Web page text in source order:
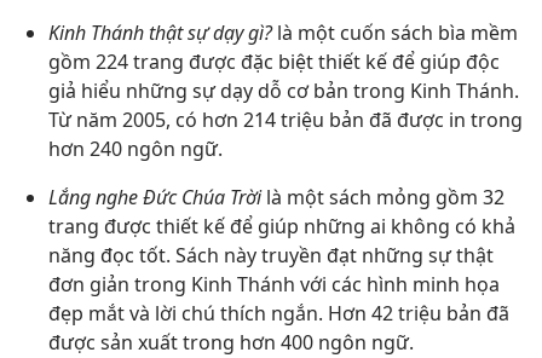
Kinh Thánh thật sự dạy gì?là một cuốn sách bìa mềm
gồm 224 trang được đặc biệt thiết kế để giúp độc
giả hiểu những sự dạy dỗ cơ bản trong Kinh Thánh.
Từ năm 2005, có hơn 214 triệu bản đã được in trong
hơn 240 ngôn ngữ.
Lắng nghe Đức Chúa Trờilà một sách mỏng gồm 32
trang được thiết kế để giúp những ai không có khả
năng đọc tốt. Sách này truyền đạt những sự thật
đơn giản trong Kinh Thánh với các hình minh họa
đẹp mắt và lời chú thích ngắn. Hơn 42 triệu bản đã
được sản xuất trong hơn 400 ngôn ngữ.